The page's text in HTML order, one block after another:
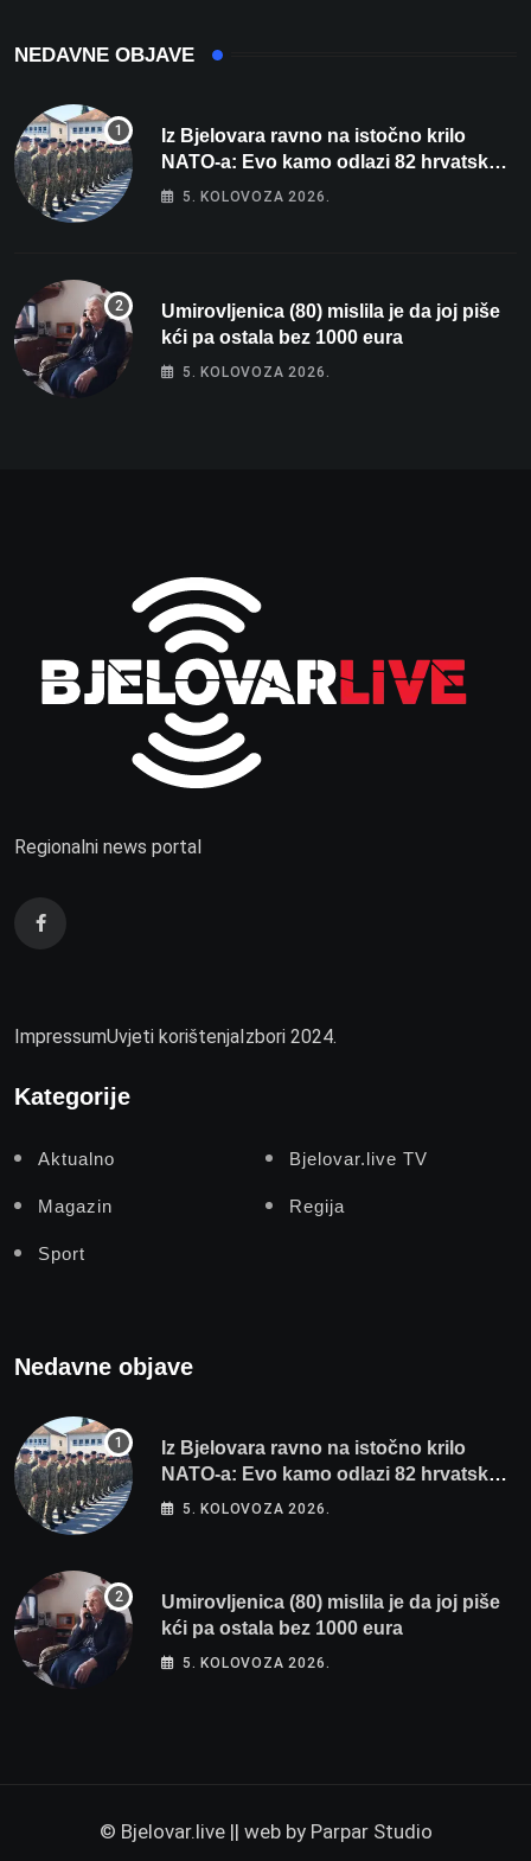
NEDAVNE OBJAVE
Iz Bjelovara ravno na istočno krilo
NATO-a: Evo kamo odlazi 82 hrvatska
vojnika i 6 vojnikinja
5. KOLOVOZA 2026.
Umirovljenica (80) mislila je da joj piše
kći pa ostala bez 1000 eura
5. KOLOVOZA 2026.
Regionalni news portal
ImpressumUvjeti korištenjaIzbori 2024.
Kategorije
Aktualno Bjelovar.live TV
Magazin Regija
Sport
Nedavne objave
Iz Bjelovara ravno na istočno krilo
NATO-a: Evo kamo odlazi 82 hrvatska
vojnika i 6 vojnikinja
5. KOLOVOZA 2026.
Umirovljenica (80) mislila je da joj piše
kći pa ostala bez 1000 eura
5. KOLOVOZA 2026.
© Bjelovar.live || web by Parpar Studio